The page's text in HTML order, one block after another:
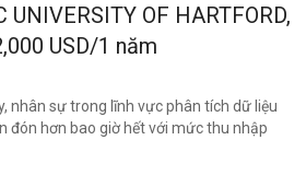
OF HARTFORD,
USD/1 năm
nhân sự trong lĩnh vực phân tích dữ liệu
đón hơn bao giờ hết với mức thu nhập